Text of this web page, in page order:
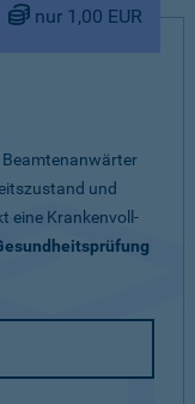
nur 1,00 EUR
und
eine Krankenvoll-